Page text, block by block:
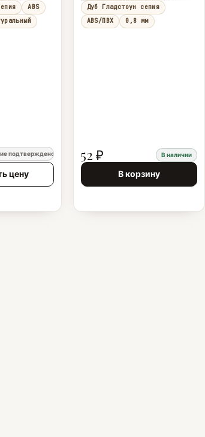
ABS
подтверждено
цену
Дуб Гладстоун сепия
ABS/ПВХ
0,8 мм
52 ₽ В наличии
В корзину